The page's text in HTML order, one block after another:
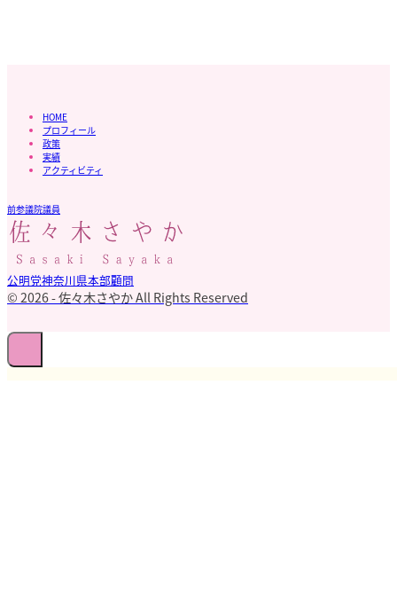
HOME
プロフィール
政策
実績
アクティビティ
前参議院議員
公明党神奈川県本部顧問
© 2026 - 佐々木さやか All Rights Reserved